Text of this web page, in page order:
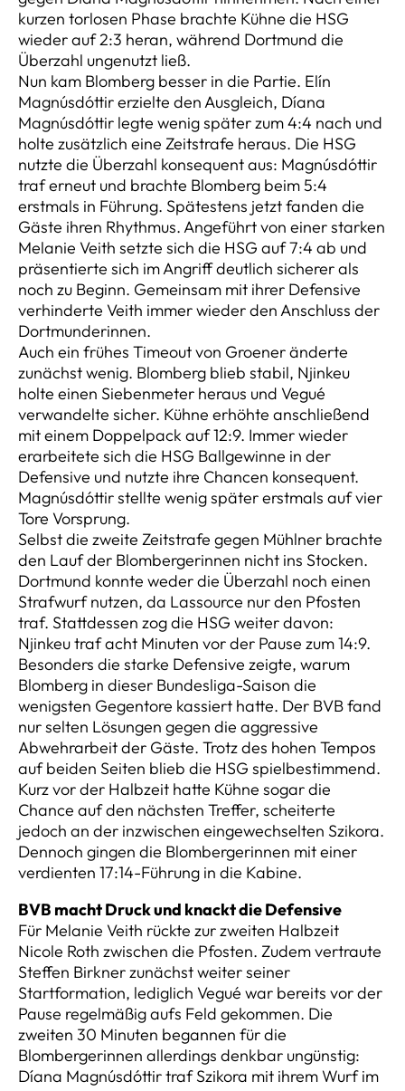
kurzen torlosen Phase brachte Kühne die HSG
wieder auf 2:3 heran, während Dortmund die
Überzahl ungenutzt ließ.
Nun kam Blomberg besser in die Partie. Elín
Magnúsdóttir erzielte den Ausgleich, Díana
Magnúsdóttir legte wenig später zum 4:4 nach und
holte zusätzlich eine Zeitstrafe heraus. Die HSG
nutzte die Überzahl konsequent aus: Magnúsdóttir
traf erneut und brachte Blomberg beim 5:4
erstmals in Führung. Spätestens jetzt fanden die
Gäste ihren Rhythmus. Angeführt von einer starken
Melanie Veith setzte sich die HSG auf 7:4 ab und
präsentierte sich im Angriff deutlich sicherer als
noch zu Beginn. Gemeinsam mit ihrer Defensive
verhinderte Veith immer wieder den Anschluss der
Dortmunderinnen.
Auch ein frühes Timeout von Groener änderte
zunächst wenig. Blomberg blieb stabil, Njinkeu
holte einen Siebenmeter heraus und Vegué
verwandelte sicher. Kühne erhöhte anschließend
mit einem Doppelpack auf 12:9. Immer wieder
erarbeitete sich die HSG Ballgewinne in der
Defensive und nutzte ihre Chancen konsequent.
Magnúsdóttir stellte wenig später erstmals auf vier
Tore Vorsprung.
Selbst die zweite Zeitstrafe gegen Mühlner brachte
den Lauf der Blombergerinnen nicht ins Stocken.
Dortmund konnte weder die Überzahl noch einen
Strafwurf nutzen, da Lassource nur den Pfosten
traf. Stattdessen zog die HSG weiter davon:
Njinkeu traf acht Minuten vor der Pause zum 14:9.
Besonders die starke Defensive zeigte, warum
Blomberg in dieser Bundesliga-Saison die
wenigsten Gegentore kassiert hatte. Der BVB fand
nur selten Lösungen gegen die aggressive
Abwehrarbeit der Gäste. Trotz des hohen Tempos
auf beiden Seiten blieb die HSG spielbestimmend.
Kurz vor der Halbzeit hatte Kühne sogar die
Chance auf den nächsten Treffer, scheiterte
jedoch an der inzwischen eingewechselten Szikora.
Dennoch gingen die Blombergerinnen mit einer
verdienten 17:14-Führung in die Kabine.
BVB macht Druck und knackt die Defensive
Für Melanie Veith rückte zur zweiten Halbzeit
Nicole Roth zwischen die Pfosten. Zudem vertraute
Steffen Birkner zunächst weiter seiner
Startformation, lediglich Vegué war bereits vor der
Pause regelmäßig aufs Feld gekommen. Die
zweiten 30 Minuten begannen für die
Blombergerinnen allerdings denkbar ungünstig:
Díana Magnúsdóttir traf Szikora mit ihrem Wurf im